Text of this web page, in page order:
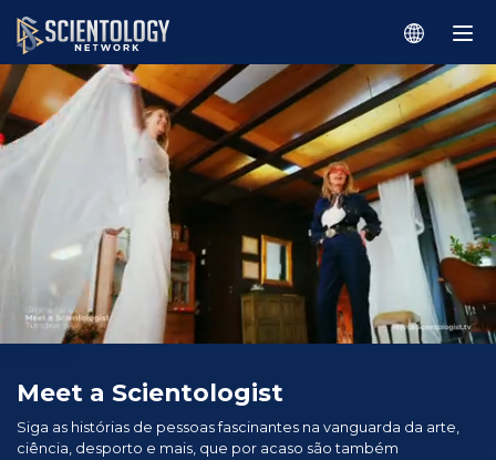
Meet a Scientologist
Siga as histórias de pessoas fascinantes na vanguarda da arte,
ciência, desporto e mais, que por acaso são também